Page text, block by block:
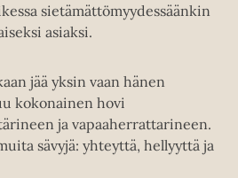
sietämättömyydessäänkin
asiaksi.
jää yksin vaan hänen
kokonainen hovi
ja vapaaherrattarineen.
sävyjä: yhteyttä, hellyyttä ja